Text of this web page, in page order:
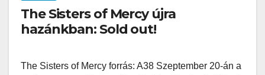
The Sisters of Mercy újra
hazánkban: Sold out!
The Sisters of Mercy forrás: A38 Szeptember 20-án a